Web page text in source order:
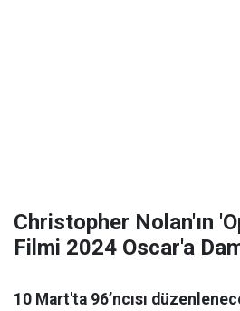
Christopher Nolan'ın
Filmi 2024 Oscar'a
10 Mart'ta 96’ncısı